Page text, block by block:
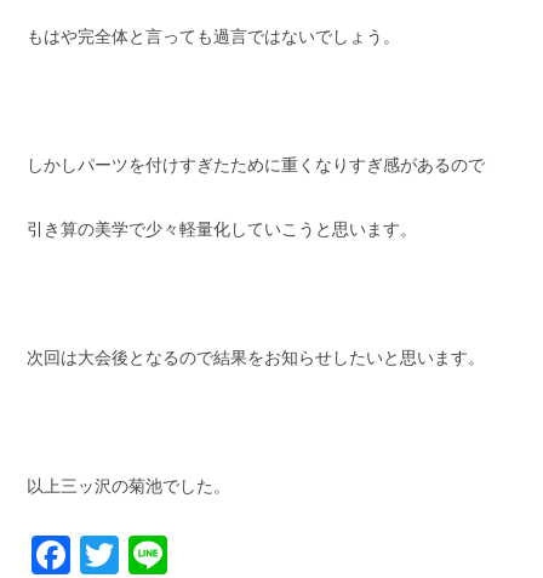
もはや完全体と言っても過言ではないでしょう。
しかしパーツを付けすぎたために重くなりすぎ感があるので
引き算の美学で少々軽量化していこうと思います。
次回は大会後となるので結果をお知らせしたいと思います。
以上三ッ沢の菊池でした。
Facebook
Twitter